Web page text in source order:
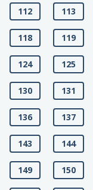
112 113
118 119
124 125
130 131
136 137
143 144
149 150